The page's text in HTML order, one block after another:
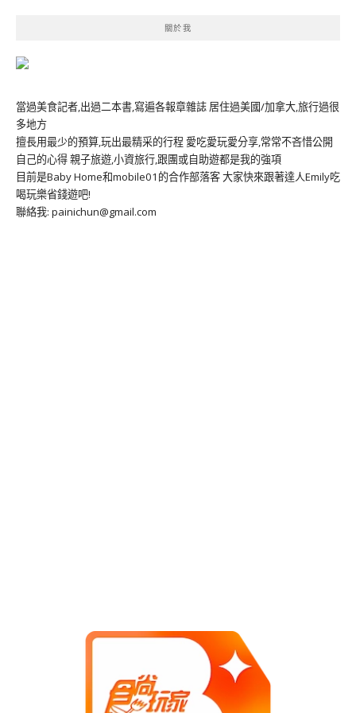
關於我
當過美食記者,出過二本書,寫遍各報章雜誌 居住過美國/加拿大,旅行過很
多地方
擅長用最少的預算,玩出最精采的行程 愛吃愛玩愛分享,常常不吝惜公開
自己的心得 親子旅遊,小資旅行,跟團或自助遊都是我的強項
目前是Baby Home和mobile01的合作部落客 大家快來跟著達人Emily吃
喝玩樂省錢遊吧!
聯絡我: painichun@gmail.com